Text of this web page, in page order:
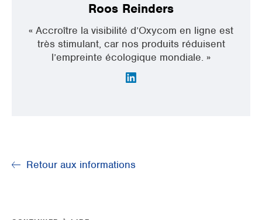
Roos Reinders
« Accroître la visibilité d’Oxycom en ligne est
très stimulant, car nos produits réduisent
l’empreinte écologique mondiale. »
Retour aux informations